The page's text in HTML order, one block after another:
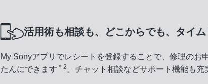
活用術も相談も、どこからでも、 タイ
My Sonyアプリでレシートを登録することで、修理のお
たんにできます ＊2 。チャット相談などサポート機能も充